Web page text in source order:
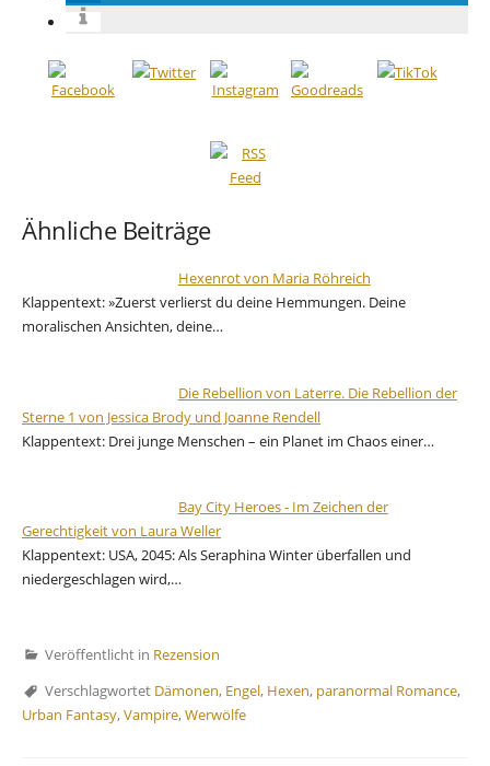
Ähnliche Beiträge
Hexenrot von Maria Röhreich
Klappentext: »Zuerst verlierst du deine Hemmungen. Deine
moralischen Ansichten, deine…
Die Rebellion von Laterre. Die Rebellion der
Sterne 1 von Jessica Brody und Joanne Rendell
Klappentext: Drei junge Menschen – ein Planet im Chaos einer…
Bay City Heroes - Im Zeichen der
Gerechtigkeit von Laura Weller
Klappentext: USA, 2045: Als Seraphina Winter überfallen und
niedergeschlagen wird,…
Veröffentlicht in Rezension
Verschlagwortet Dämonen, Engel, Hexen, paranormal Romance,
Urban Fantasy,Vampire,Werwölfe